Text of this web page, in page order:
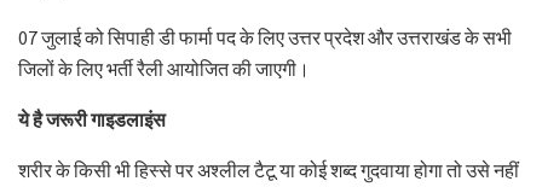
07 जुलाई को सिपाही डी फार्मा पद के लिए उत्तर प्रदेश और उत्तराखंड के सभी
जिलों के लिए भर्ती रैली आयोजित की जाएगी।
ये है जरूरी गाइडलाइंस
शरीर के किसी भी हिस्से पर अश्लील टैटू या कोई शब्द गुदवाया होगा तो उसे नहीं